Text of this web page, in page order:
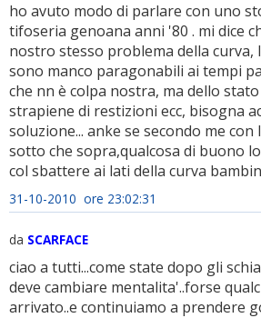
ho avuto modo di parlare con uno
tifoseria genoana anni '80 . mi dice
nostro stesso problema della curva,
sono manco paragonabili ai tempi
che nn è colpa nostra, ma dello
strapiene di restizioni ecc, bisogna
soluzione... anke se secondo me con
sotto che sopra,qualcosa di buono
col sbattere ai lati della curva
31-10-2010 ore 23:02:31
da SCARFACE
ciao a tutti...come state dopo gli
deve cambiare mentalita'..forse
arrivato..e continuiamo a prendere